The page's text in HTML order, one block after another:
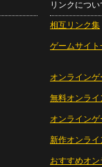
リンクについ
相互リンク集
ゲームサイト
オンラインゲ
無料オンライ
オンライン
新作オンライ
おすすめオ